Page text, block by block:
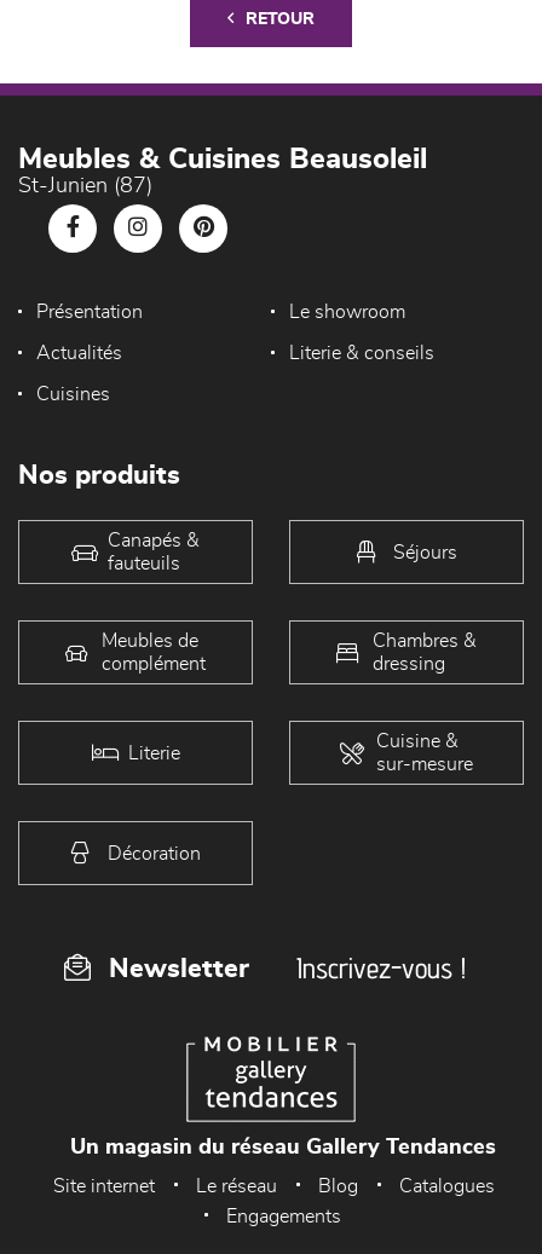
RETOUR
Meubles & Cuisines Beausoleil
St-Junien (87)
Présentation Le showroom
Actualités Literie & conseils
Cuisines
Nos produits
Canapés &
fauteuils
Séjours
Meubles de
complément
Chambres &
dressing
Literie
Cuisine &
sur-mesure
Décoration
Newsletter Inscrivez-vous !
Un magasin du réseau Gallery Tendances
Site internet Le réseau Blog
Catalogues
Engagements